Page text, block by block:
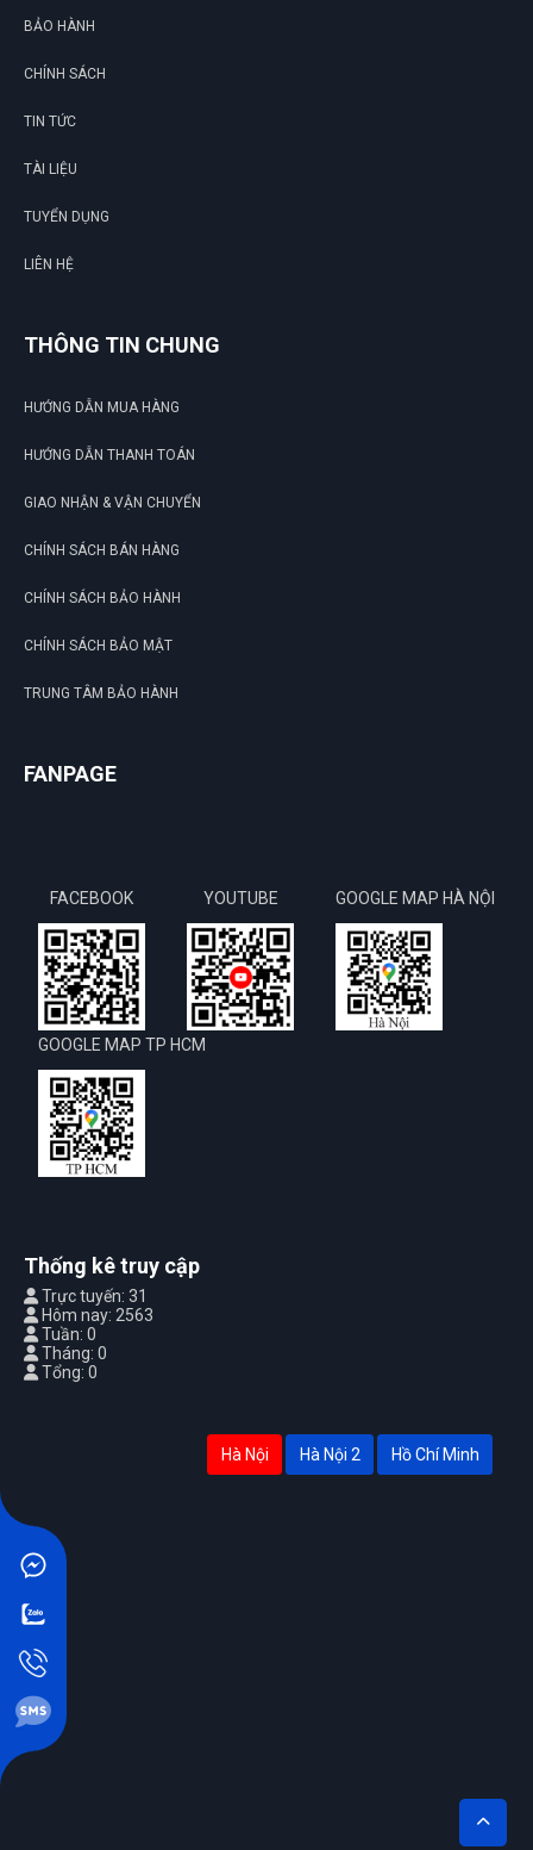
BẢO HÀNH
CHÍNH SÁCH
TIN TỨC
TÀI LIỆU
TUYỂN DỤNG
LIÊN HỆ
THÔNG TIN CHUNG
HƯỚNG DẪN MUA HÀNG
HƯỚNG DẪN THANH TOÁN
GIAO NHẬN & VẬN CHUYỂN
CHÍNH SÁCH BÁN HÀNG
CHÍNH SÁCH BẢO HÀNH
CHÍNH SÁCH BẢO MẬT
TRUNG TÂM BẢO HÀNH
FANPAGE
FACEBOOK YOUTUBE GOOGLE MAP HÀ NỘI
GOOGLE MAP TP HCM
Thống kê truy cập
Trực tuyến: 31
Hôm nay: 2563
Tuần: 0
Tháng: 0
Tổng: 0
Hà Nội Hà Nội 2 Hồ Chí Minh